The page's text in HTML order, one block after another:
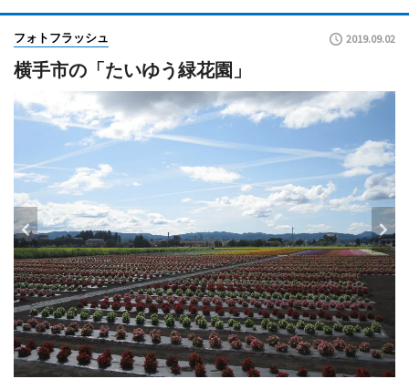
フォトフラッシュ 2019.09.02
横手市の「たいゆう緑花園」